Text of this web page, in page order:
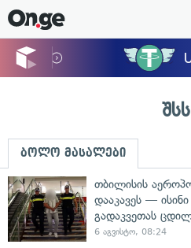
შსს
ბოლო მასალები
თბილისის
დააკავეს —
გადაკვეთას
6 აგვისტო, 08:24